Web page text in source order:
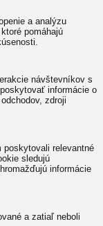
a analýzu
pomáhajú
návštevníkov s
informácie o
zdroji
poskytovali relevantné
sledujú
informácie
a zatiaľ neboli